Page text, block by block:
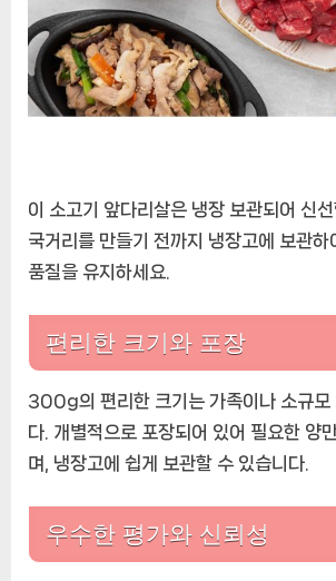
이 소고기 앞다리살은 냉장 보관되어 신
국거리를 만들기 전까지 냉장고에 보관하
품질을 유지하세요.
편리한 크기와 포장
300g의 편리한 크기는 가족이나 소규모
다. 개별적으로 포장되어 있어 필요한 양
며, 냉장고에 쉽게 보관할 수 있습니다.
우수한 평가와 신뢰성